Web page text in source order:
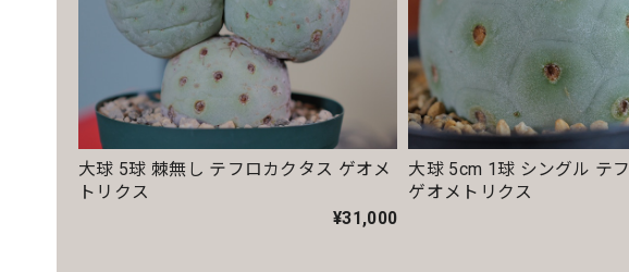
2026/04/11
オス株【厳選株】超大株 直径約8.7cm マウンテン ヴィンテ
2026/04/06
今年初オベサをお迎えしました。 どぉしてもこの株が欲しくてコツコツ貯
ティスティックオベサ💓芸術品です😍 今後とも宜しくお願い致します🙇‍♂️🙇‍♂️
大球 5球 棘無し テフロカクタス ゲオメ
トリクス
¥31,000
大球 5cm 1球 シングル テ
ゲオメトリクス